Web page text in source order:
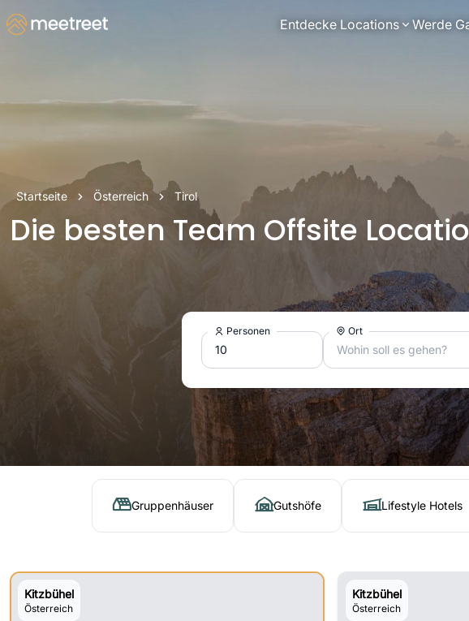
Entdecke Locations Werde
Startseite Österreich Tirol
Die besten Team Offsite
Personen
Wohin soll es gehen?
Ort
Gruppenhäuser Gutshöfe Lifestyle Hotels
Kitzbühel
Österreich
Kitzbühel
Österreich